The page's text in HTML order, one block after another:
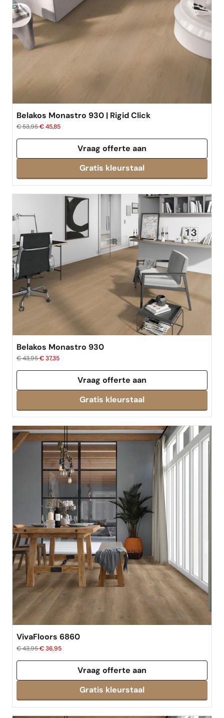
Belakos Monastro 930 | Rigid Click
€ 53,95€ 45,85
Vraag offerte aan
Belakos Monastro 930
€ 43,95€ 37,35
Vraag offerte aan
VivaFloors 6860
€ 43,95€ 36,95
Vraag offerte aan